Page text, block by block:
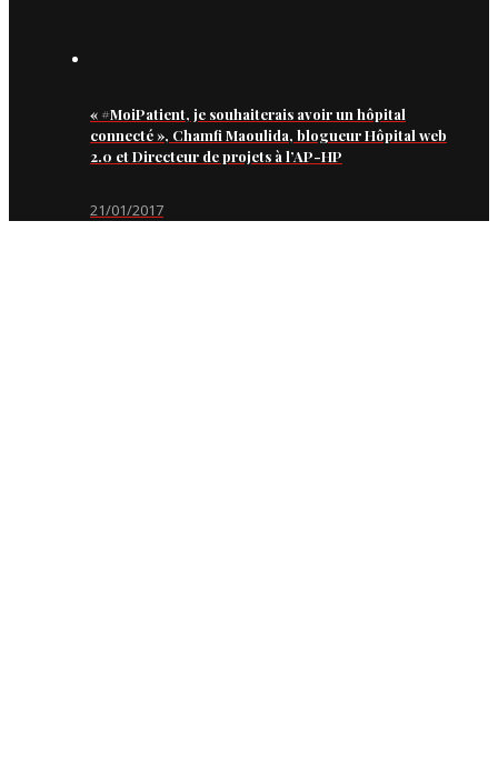
« #MoiPatient, je souhaiterais avoir un hôpital
connecté », Chamfi Maoulida, blogueur Hôpital web
2.0 et Directeur de projets à l’AP-HP
21/01/2017